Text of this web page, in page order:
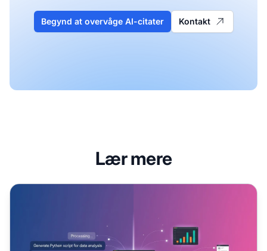
Begynd at overvåge AI-citater Kontakt
Lær mere
Claude-artifakter